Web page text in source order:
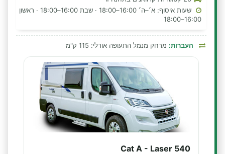
שעות איסוף: א׳–ה׳ 16:00–18:00 · שבת 16:00–18:00 · ראשון
16:00–18:00
העברות: מרחק מנמל התעופה אורלי: 115 ק"מ
Cat A - Laser 540